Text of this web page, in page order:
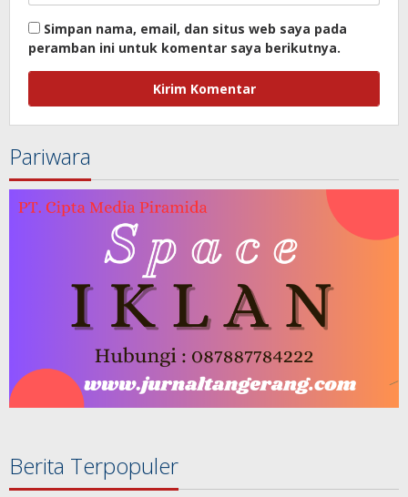
Simpan nama, email, dan situs web saya pada
peramban ini untuk komentar saya berikutnya.
Pariwara
Berita Terpopuler